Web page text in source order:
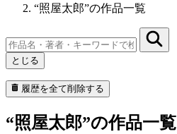
“照屋太郎”の作品一覧
とじる
履歴を全て削除する
“照屋太郎”の作品一覧